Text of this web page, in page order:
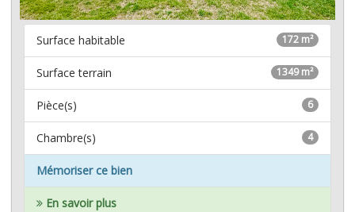
172 m²
Surface habitable
1349 m²
Surface terrain
6
Pièce(s)
4
Chambre(s)
Mémoriser ce bien
En savoir plus